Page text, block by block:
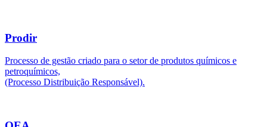
Prodir
Processo de gestão criado para o setor de produtos químicos e
petroquímicos,
(Processo Distribuição Responsável).